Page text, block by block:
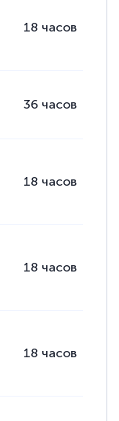
18 часов
36 часов
18 часов
18 часов
18 часов